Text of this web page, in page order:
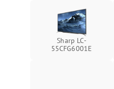
Sharp LC-
55CFG6001E